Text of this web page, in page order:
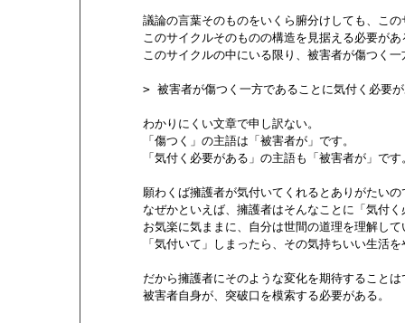
議論の言葉そのものをいくら腑分けしても、この
このサイクルそのものの構造を見据える必要があ
このサイクルの中にいる限り、被害者が傷つく一
> 被害者が傷つく一方であることに気付く必要
        わかりにくい文章で申し訳ない。
        「傷つく」の主語は「被害者が」です。
「気付く必要がある」の主語も「被害者が」です
願わくば擁護者が気付いてくれるとありがたい
なぜかといえば、擁護者はそんなことに「気付く
お気楽に気ままに、自分は世間の道理を理解し
「気付いて」しまったら、その気持ちいい生活を
だから擁護者にそのような変化を期待することは
        被害者自身が、突破口を模索する必要がある。